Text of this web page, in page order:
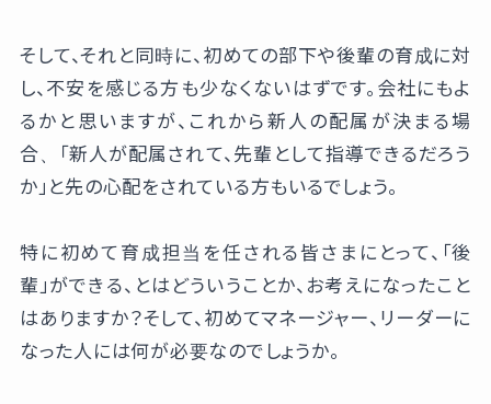
そして、それと同時に、初めての部下や後輩の育成に対
し、不安を感じる方も少なくないはずです。会社にもよ
るかと思いますが、これから新人の配属が決まる場
合、「新人が配属されて、先輩として指導できるだろう
か」と先の心配をされている方もいるでしょう。
特に初めて育成担当を任される皆さまにとって、「後
輩」ができる、とはどういうことか、お考えになったこと
はありますか？そして、初めてマネージャー、リーダーに
なった人には何が必要なのでしょうか。